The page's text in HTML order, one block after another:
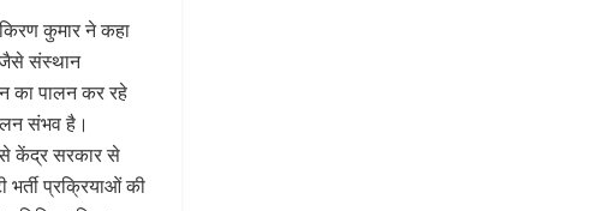
कुमार ने कहा
संस्थान
का पालन कर रहे
संभव है।
केंद्र सरकार से
प्रक्रियाओं की